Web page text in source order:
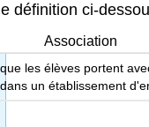
définition ci-
Association
les élèves portent
un établissement